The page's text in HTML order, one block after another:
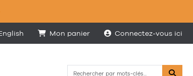
Mon panier Connectez-vous ici